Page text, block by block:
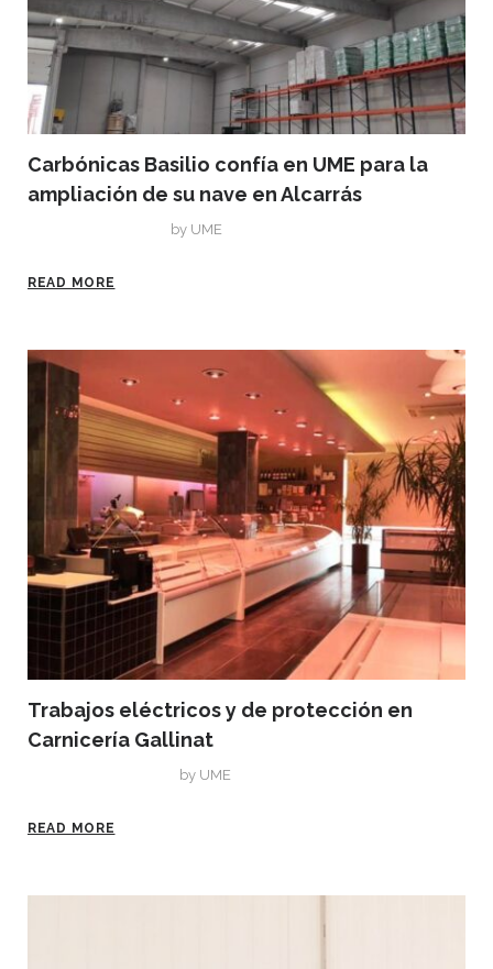
Carbónicas Basilio confía en UME para la
ampliación de su nave en Alcarrás
by UME
READ MORE
Trabajos eléctricos y de protección en
Carnicería Gallinat
by UME
READ MORE